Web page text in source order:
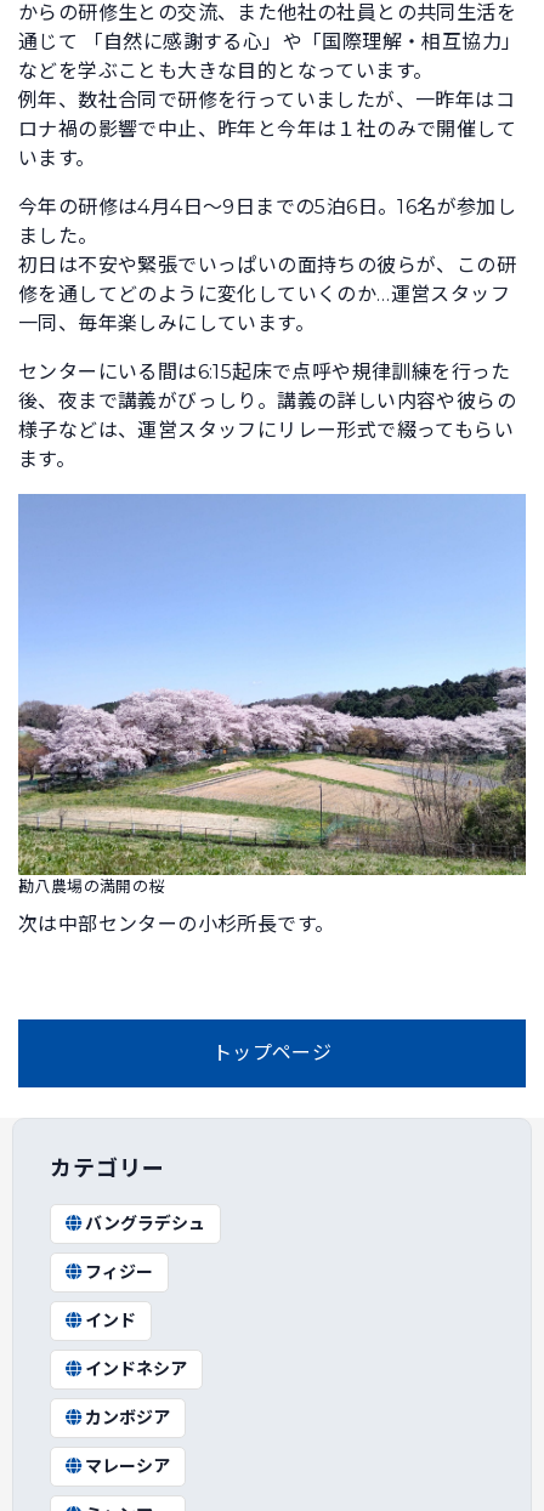
からの研修生との交流、また他社の社員との共同生活を
通じて 「自然に感謝する心」や「国際理解・相互協力」
などを学ぶことも大きな目的となっています。
例年、数社合同で研修を行っていましたが、一昨年はコ
ロナ禍の影響で中止、昨年と今年は１社のみで開催して
います。
今年の研修は4月4日～9日までの5泊6日。16名が参加し
ました。
初日は不安や緊張でいっぱいの面持ちの彼らが、この研
修を通してどのように変化していくのか…運営スタッフ
一同、毎年楽しみにしています。
センターにいる間は6:15起床で点呼や規律訓練を行った
後、夜まで講義がびっしり。講義の詳しい内容や彼らの
様子などは、運営スタッフにリレー形式で綴ってもらい
ます。
勘八農場の満開の桜
次は中部センターの小杉所長です。
トップページ
カテゴリー
バングラデシュ
フィジー
インド
インドネシア
カンボジア
マレーシア